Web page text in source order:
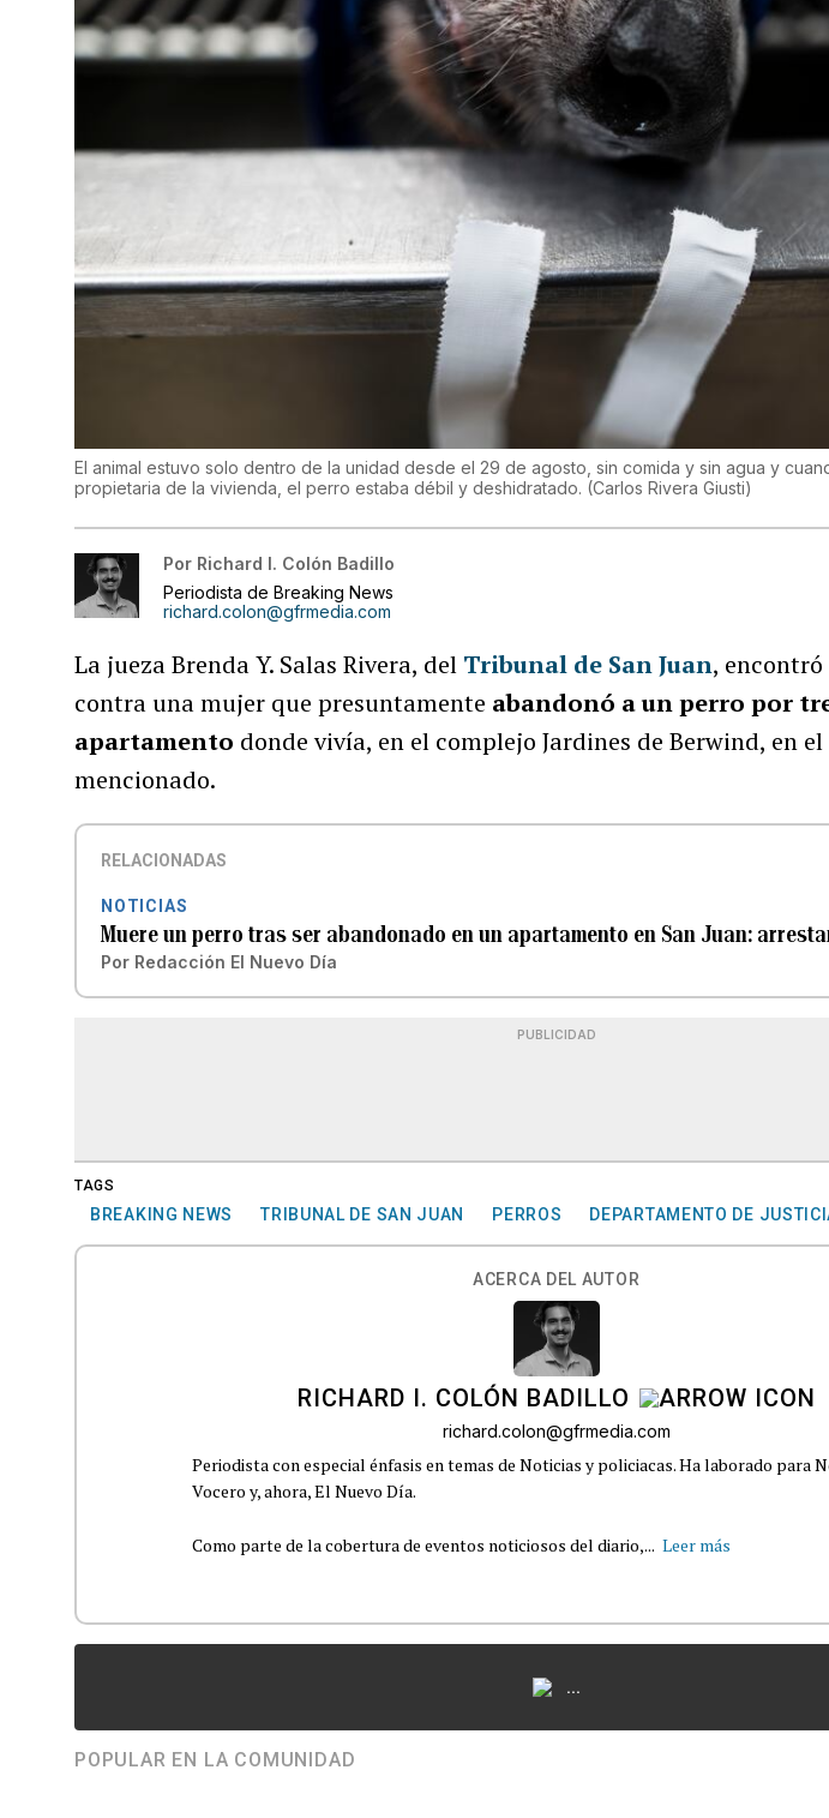
El animal estuvo solo dentro de la unidad desde el 29 de agosto, sin comida y sin agua y
propietaria de la vivienda, el perro estaba débil y deshidratado. (Carlos Rivera Giusti)
Por Richard I. Colón Badillo
Periodista de Breaking News
richard.colon@gfrmedia.com
La jueza Brenda Y. Salas Rivera, del Tribunal de San Juan,
contra una mujer que presuntamente abandonó a un perro por
apartamento donde vivía, en el complejo Jardines de Berwind, en
mencionado.
RELACIONADAS
NOTICIAS
Muere un perro tras ser abandonado en un apartamento en San Juan:
Por Redacción El Nuevo Día
PUBLICIDAD
TAGS
BREAKING NEWS TRIBUNAL DE SAN JUAN PERROS DEPARTAMENTO DE
ACERCA DEL AUTOR
RICHARD I. COLÓN BADILLO
richard.colon@gfrmedia.com
Periodista con especial énfasis en temas de Noticias y policiacas. Ha laborado para
Vocero y, ahora, El Nuevo Día.
Como parte de la cobertura de eventos noticiosos del diario,... Leer más
...
POPULAR EN LA COMUNIDAD